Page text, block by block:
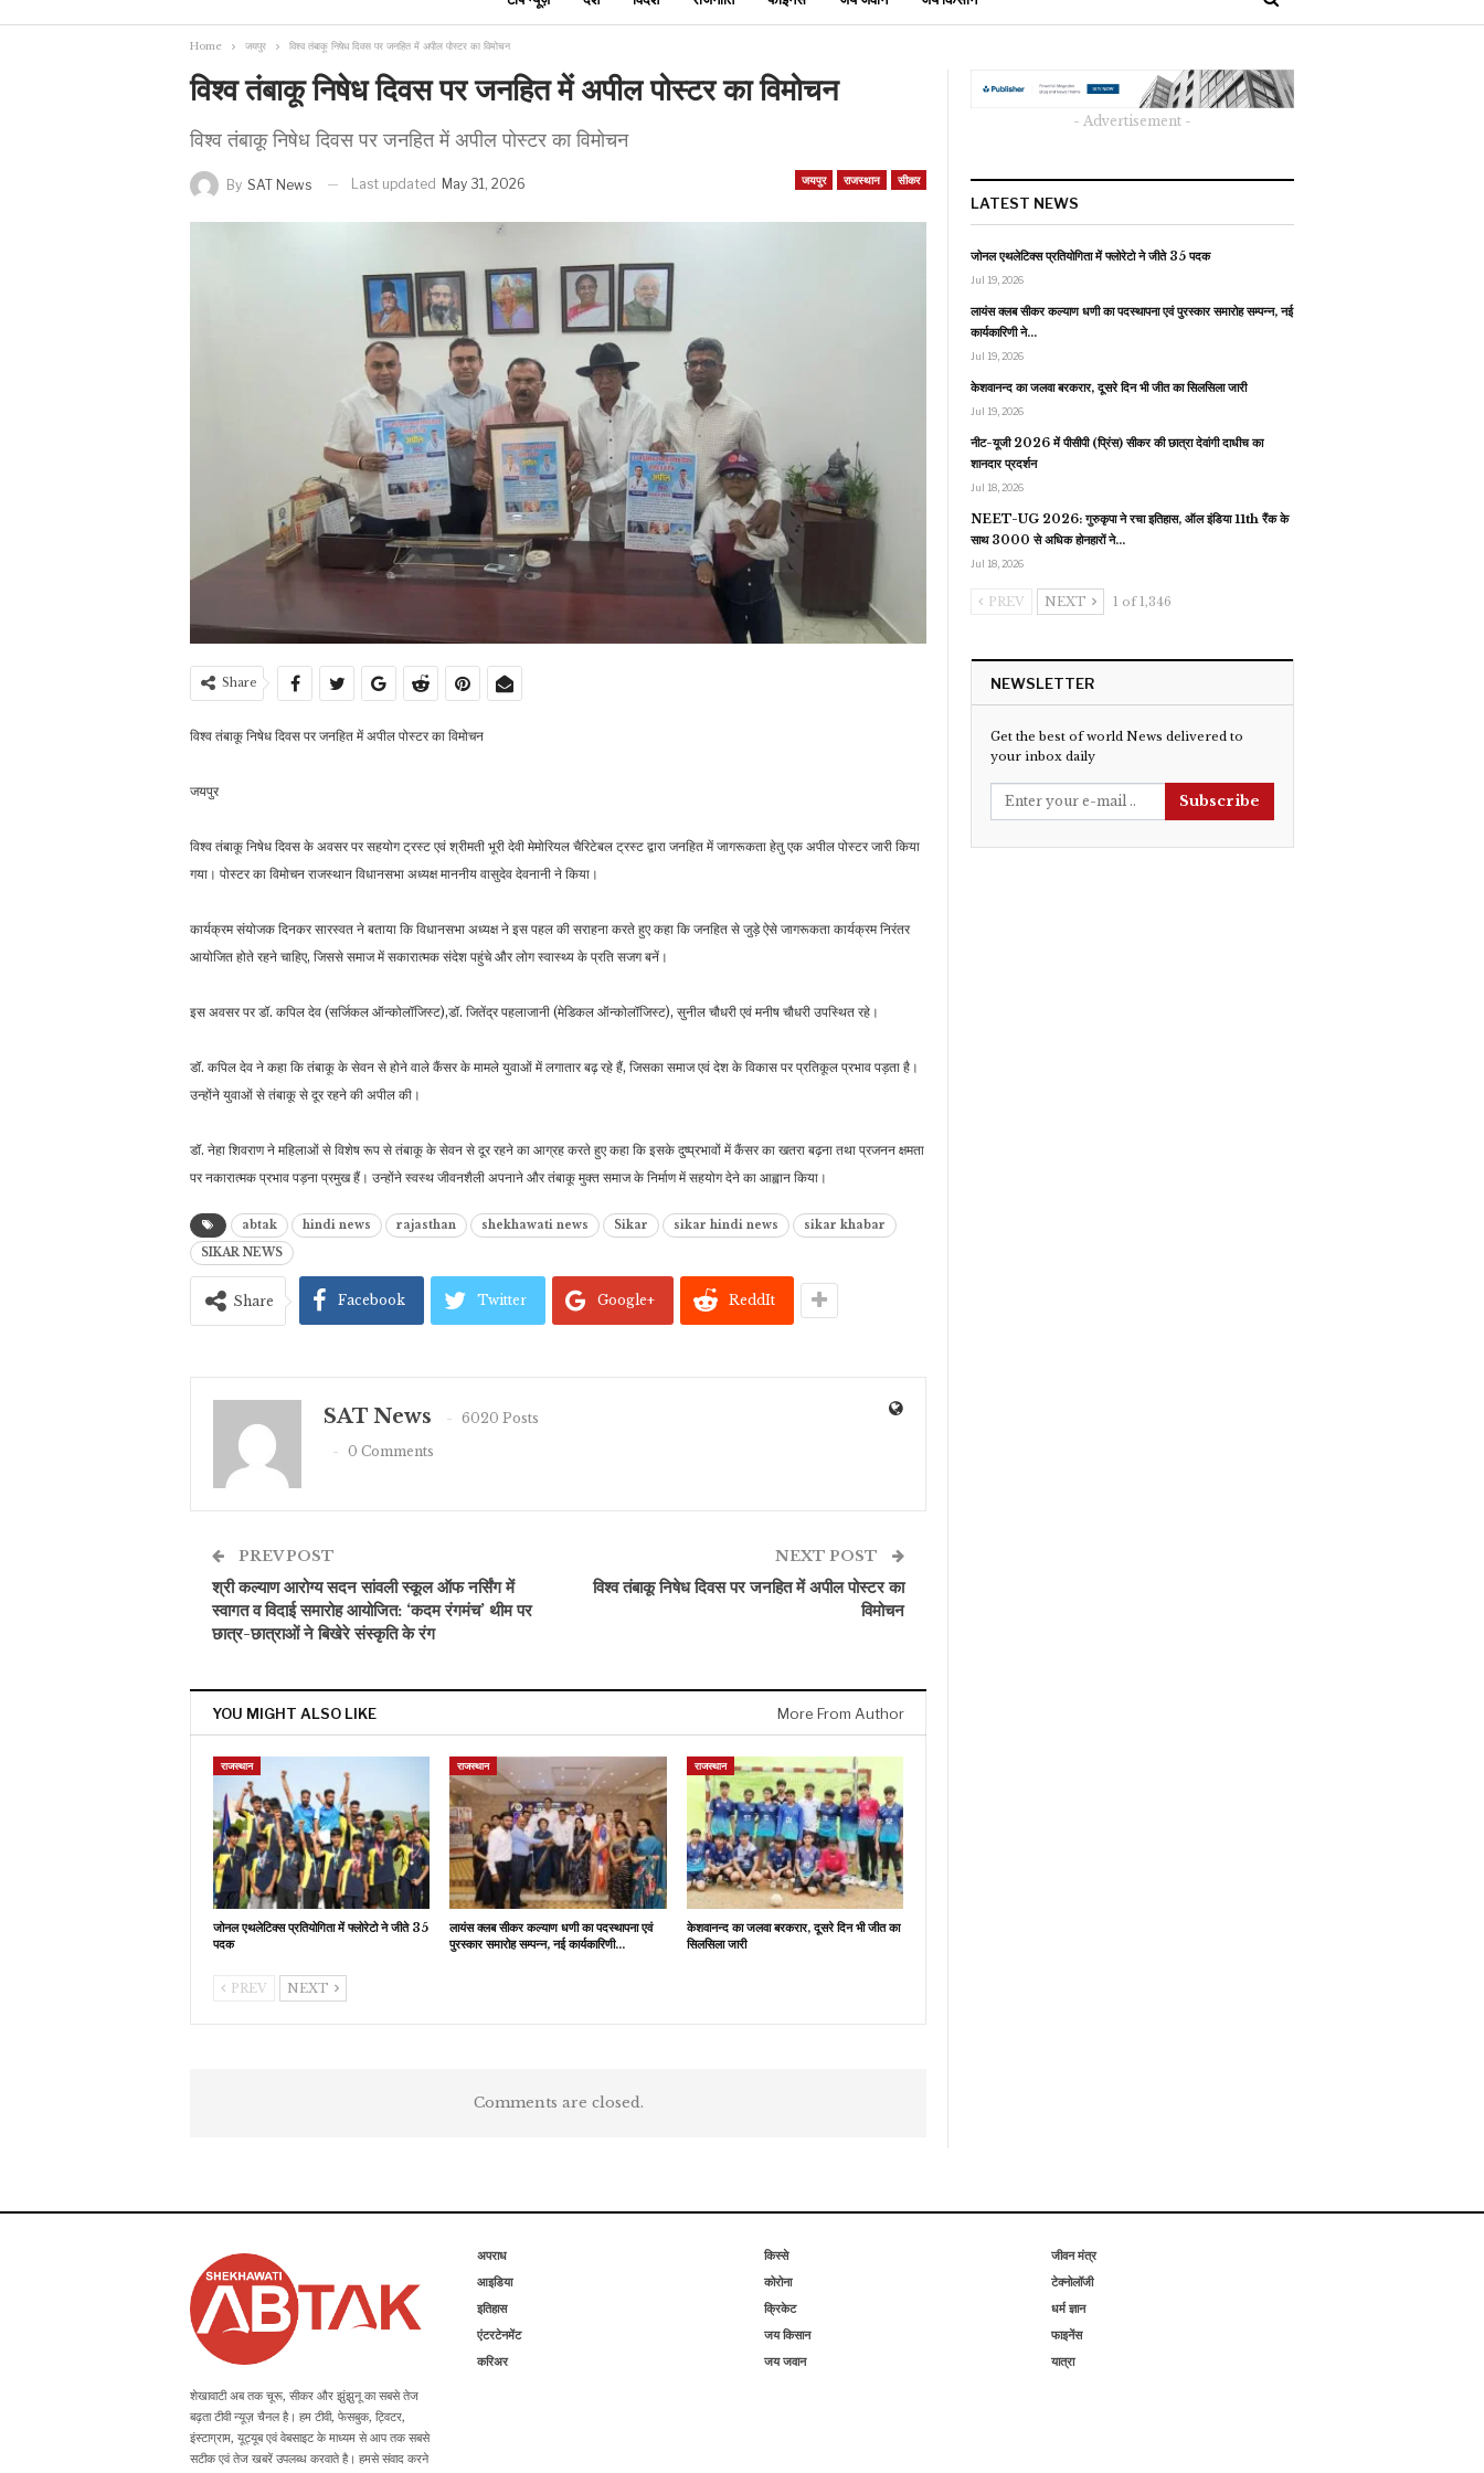
Home जयपुर विश्व तंबाकू निषेध दिवस पर जनहित में अपील पोस्टर का विमोचन
विश्व तंबाकू निषेध दिवस पर जनहित में अपील पोस्टर का विमोचन
विश्व तंबाकू निषेध दिवस पर जनहित में अपील पोस्टर का विमोचन
जयपुर राजस्थान सीकर
By SAT News Last updated May 31, 2026
Share
विश्व तंबाकू निषेध दिवस पर जनहित में अपील पोस्टर का विमोचन
जयपुर
विश्व तंबाकू निषेध दिवस के अवसर पर सहयोग ट्रस्ट एवं श्रीमती भूरी देवी मेमोरियल चैरिटेबल ट्रस्ट द्वारा जनहित में जागरूकता हेतु एक अपील पोस्टर जारी किया
गया। पोस्टर का विमोचन राजस्थान विधानसभा अध्यक्ष माननीय वासुदेव देवनानी ने किया।
कार्यक्रम संयोजक दिनकर सारस्वत ने बताया कि विधानसभा अध्यक्ष ने इस पहल की सराहना करते हुए कहा कि जनहित से जुड़े ऐसे जागरूकता कार्यक्रम निरंतर
आयोजित होते रहने चाहिए, जिससे समाज में सकारात्मक संदेश पहुंचे और लोग स्वास्थ्य के प्रति सजग बनें।
इस अवसर पर डॉ. कपिल देव (सर्जिकल ऑन्कोलॉजिस्ट),डॉ. जितेंद्र पहलाजानी (मेडिकल ऑन्कोलॉजिस्ट), सुनील चौधरी एवं मनीष चौधरी उपस्थित रहे।
डॉ. कपिल देव ने कहा कि तंबाकू के सेवन से होने वाले कैंसर के मामले युवाओं में लगातार बढ़ रहे हैं, जिसका समाज एवं देश के विकास पर प्रतिकूल प्रभाव पड़ता है।
उन्होंने युवाओं से तंबाकू से दूर रहने की अपील की।
डॉ. नेहा शिवराण ने महिलाओं से विशेष रूप से तंबाकू के सेवन से दूर रहने का आग्रह करते हुए कहा कि इसके दुष्प्रभावों में कैंसर का खतरा बढ़ना तथा प्रजनन क्षमता
पर नकारात्मक प्रभाव पड़ना प्रमुख हैं। उन्होंने स्वस्थ जीवनशैली अपनाने और तंबाकू मुक्त समाज के निर्माण में सहयोग देने का आह्वान किया।
abtak hindi news rajasthan shekhawati news Sikar sikar hindi news
sikar khabar
SIKAR NEWS
Share Facebook Twitter Google+ ReddIt
SAT News
6020 Posts
0 Comments
PREV POST
श्री कल्याण आरोग्य सदन सांवली स्कूल ऑफ नर्सिंग में
स्वागत व विदाई समारोह आयोजित: ‘कदम रंगमंच’ थीम पर
छात्र-छात्राओं ने बिखेरे संस्कृति के रंग
NEXT POST
विश्व तंबाकू निषेध दिवस पर जनहित में अपील पोस्टर का
विमोचन
YOU MIGHT ALSO LIKE More From Author
राजस्थान
जोनल एथलेटिक्स प्रतियोगिता में फ्लोरेटो ने जीते 35
पदक
राजस्थान
लायंस क्लब सीकर कल्याण धणी का पदस्थापना एवं
पुरस्कार समारोह सम्पन्न, नई कार्यकारिणी…
राजस्थान
केशवानन्द का जलवा बरकरार, दूसरे दिन भी जीत का
सिलसिला जारी
PREV NEXT
Comments are closed.
- Advertisement -
LATEST NEWS
जोनल एथलेटिक्स प्रतियोगिता में फ्लोरेटो ने जीते 35 पदक
Jul 19, 2026
लायंस क्लब सीकर कल्याण धणी का पदस्थापना एवं पुरस्कार समारोह सम्पन्न, नई
कार्यकारिणी ने…
Jul 19, 2026
केशवानन्द का जलवा बरकरार, दूसरे दिन भी जीत का सिलसिला जारी
Jul 19, 2026
नीट-यूजी 2026 में पीसीपी (प्रिंस) सीकर की छात्रा देवांगी दाधीच का
शानदार प्रदर्शन
Jul 18, 2026
NEET-UG 2026: गुरुकृपा ने रचा इतिहास, ऑल इंडिया 11th रैंक के
साथ 3000 से अधिक होनहारों ने…
Jul 18, 2026
PREV NEXT 1 of 1,346
NEWSLETTER
Get the best of world News delivered to
your inbox daily
Subscribe
शेखावाटी अब तक चूरू, सीकर और झुंझुनू का सबसे तेज
बढ़ता टीवी न्यूज़ चैनल है। हम टीवी, फेसबुक, ट्विटर,
इंस्टाग्राम, यूट्यूब एवं वेबसाइट के माध्यम से आप तक सबसे
सटीक एवं तेज खबरें उपलब्ध करवाते है। हमसे संवाद करने
अपराध
आइडिया
इतिहास
एंटरटेनमेंट
करिअर
किस्से
कोरोना
क्रिकेट
जय किसान
जय जवान
जीवन मंत्र
टेक्नोलॉजी
धर्म ज्ञान
फाइनेंस
यात्रा